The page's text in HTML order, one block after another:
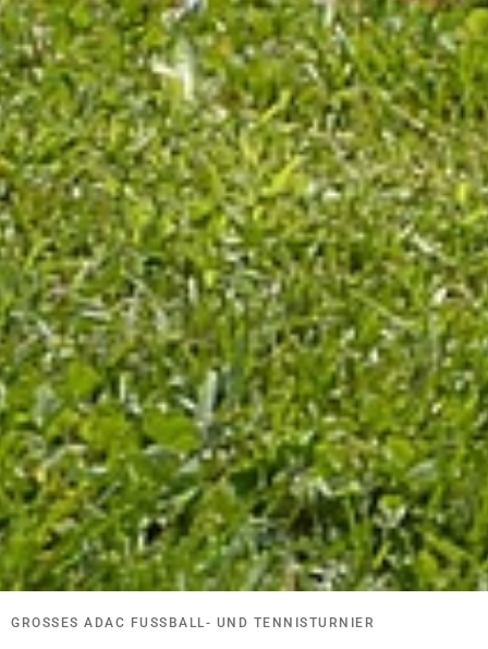
GROSSES ADAC FUSSBALL- UND TENNISTURNIER